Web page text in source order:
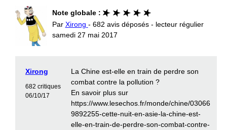
Note globale :
Par Xirong - 682 avis déposés - lecteur régulier
samedi 27 mai 2017
Xirong
682 critiques
06/10/17
La Chine est-elle en train de perdre son
combat contre la pollution ?
En savoir plus sur
https://www.lesechos.fr/monde/chine/03066
9892255-cette-nuit-en-asie-la-chine-est-
elle-en-train-de-perdre-son-combat-contre-